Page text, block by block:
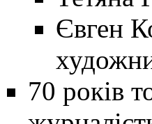
Євген
70 років